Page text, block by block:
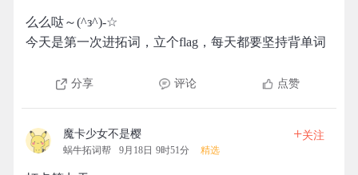
么么哒～(^з^)-☆
今天是第一次进拓词，立个flag，每天都要坚持背单词
分享 评论 点赞
魔卡少女不是樱
蜗牛拓词帮 9月18日 9时51分 精选
+关注